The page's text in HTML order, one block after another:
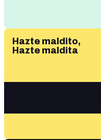
Hazte maldito,
Hazte maldita